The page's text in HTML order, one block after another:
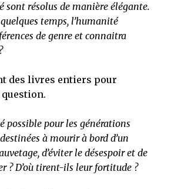
sont résolus de manière élégante.
temps, l’humanité
de genre et connaitra
des livres entiers pour
possible pour les générations
à mourir à bord d’un
d’éviter le désespoir et de
? D’où tirent-ils leur fortitude ?